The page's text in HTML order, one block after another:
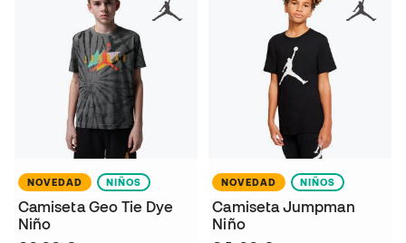
NOVEDAD NIÑOS
Camiseta Geo Tie Dye
Niño
NOVEDAD NIÑOS
Camiseta Jumpman
Niño